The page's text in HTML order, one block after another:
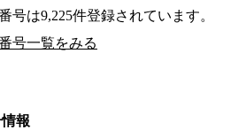
号は9,225件登録されています。
号一覧をみる
報